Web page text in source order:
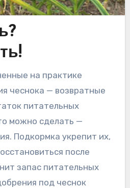
на практике
чеснока — возвратные
питательных
можно сделать —
Подкормка укрепит их,
после
запас питательных
под чеснок